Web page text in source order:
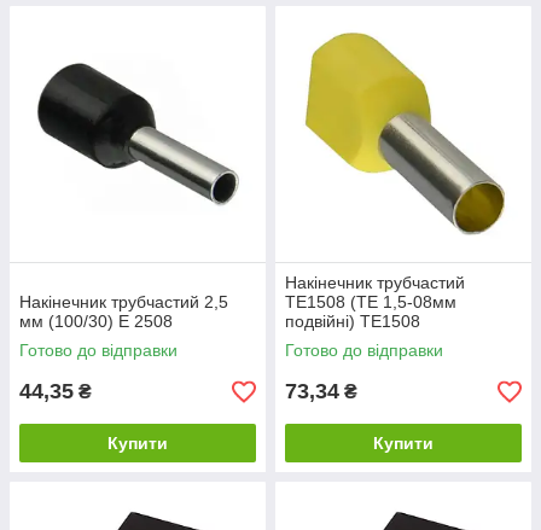
Накінечник трубчастий 2,5
мм (100/30) E 2508
Готово до відправки
44,35 ₴
Купити
Накінечник трубчастий
TE1508 (TЕ 1,5-08мм
подвійні) TE1508
Готово до відправки
73,34 ₴
Купити